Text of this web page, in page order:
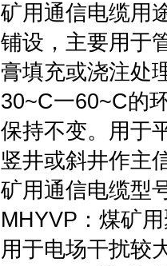
矿用通信电缆用
铺设，主要用于
膏填充或浇注处
30~C一60~C的
保持不变。用于
竖井或斜井作主
矿用通信电缆型
MHYVP：煤矿
用于电场干扰较